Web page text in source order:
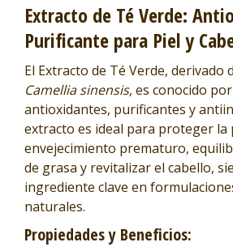
Extracto de Té Verde:
Purificante para Piel y
El Extracto de Té Verde, derivado
Camellia sinensis, es conocido
antioxidantes, purificantes y
extracto es ideal para proteger la
envejecimiento prematuro,
de grasa y revitalizar el cabello,
ingrediente clave en
naturales.
Propiedades y Beneficios: